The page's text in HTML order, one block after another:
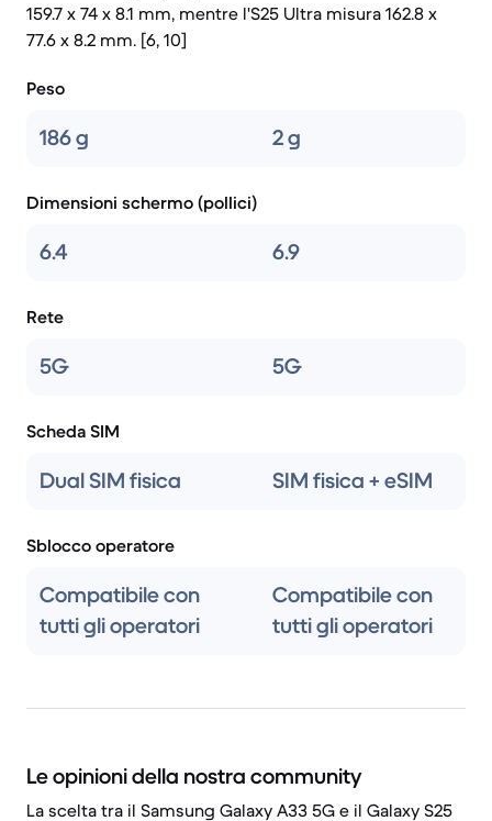
159.7 x 74 x 8.1 mm, mentre l'S25 Ultra misura 162.8 x
77.6 x 8.2 mm. [6, 10]
Peso
186 g 2 g
Dimensioni schermo (pollici)
6.4 6.9
Rete
5G 5G
Scheda SIM
Dual SIM fisica SIM fisica + eSIM
Sblocco operatore
Compatibile con
tutti gli operatori
Compatibile con
tutti gli operatori
Le opinioni della nostra community
La scelta tra il Samsung Galaxy A33 5G e il Galaxy S25